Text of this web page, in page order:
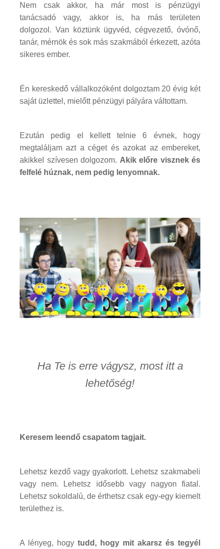
Nem csak akkor, ha már most is pénzügyi
tanácsadó vagy, akkor is, ha más területen
dolgozol. Van köztünk ügyvéd, cégvezető, óvónő,
tanár, mérnök és sok más szakmából érkezett, azóta
sikeres ember.
Én kereskedő vállalkozóként dolgoztam 20 évig két
saját üzlettel, mielőtt pénzügyi pályára váltottam.
Ezután pedig el kellett telnie 6 évnek, hogy
megtaláljam azt a céget és azokat az embereket,
akikkel szívesen dolgozom. Akik előre visznek és
felfelé húznak, nem pedig lenyomnak.
Ha Te is erre vágysz, most itt a
lehetőség!
Keresem leendő csapatom tagjait.
Lehetsz kezdő vagy gyakorlott. Lehetsz szakmabeli
vagy nem. Lehetsz idősebb vagy nagyon fiatal.
Lehetsz sokoldalú, de érthetsz csak egy-egy kiemelt
területhez is.
A lényeg, hogy tudd, hogy mit akarsz és tegyél